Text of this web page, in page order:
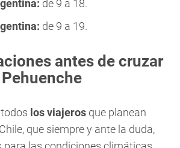
de 9 a 18.
de 9 a 19.
antes de cruzar
los viajeros que planean
que siempre y ante la duda,